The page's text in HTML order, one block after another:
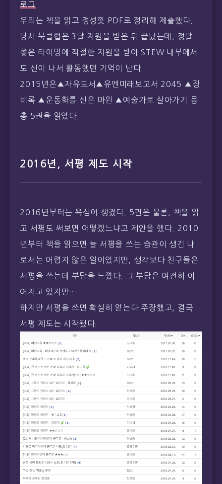
로그
우리는 책을 읽고 정성껏 PDF로 정리해 제출했다.
당시 북클럽은 3달 지원을 받은 뒤 끝났는데, 정말
좋은 타이밍에 적절한 지원을 받아 STEW 내부에서
도 신이 나서 활동했던 기억이 난다.
2015년은▲자유도서▲유엔미래보고서 2045 ▲징
비록 ▲운동화를 신은 마윈 ▲예술가로 살아가기 등
총 5권을 읽었다.
2016년, 서평 제도 시작
2016년부터는 욕심이 생겼다. 5권은 물론, 책을 읽
고 서평도 써보면 어떻겠느냐고 제안을 했다. 2010
년부터 책을 읽으면 늘 서평을 쓰는 습관이 생긴 나
로서는 어렵지 않은 일이었지만, 생각보다 친구들은
서평을 쓰는데 부담을 느꼈다. 그 부담은 여전히 이
어지고 있지만…
하지만 서평을 쓰면 확실히 얻는다 주장했고, 결국
서평 제도는 시작됐다.